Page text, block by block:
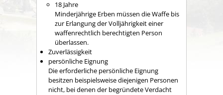
18 Jahre
Minderjährige Erben müssen die Waffe bis
zur Erlangung der Volljährigkeit einer
waffenrechtlich berechtigten Person
überlassen.
Zuverlässigkeit
persönliche Eignung
Die erforderliche persönliche Eignung
besitzen beispielsweise diejenigen Personen
nicht, bei denen der begründete Verdacht